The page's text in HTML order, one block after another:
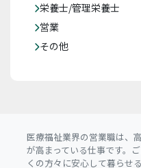
栄養士/管理栄養士
営業
その他
医療福祉業界の営業職は、
が高まっている仕事です。
くの方々に安心して暮らせ